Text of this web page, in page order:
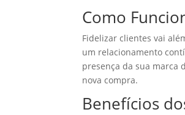
Como
Fidelizar clientes vai
um relacionamento
presença da sua marca
nova compra.
Benefícios